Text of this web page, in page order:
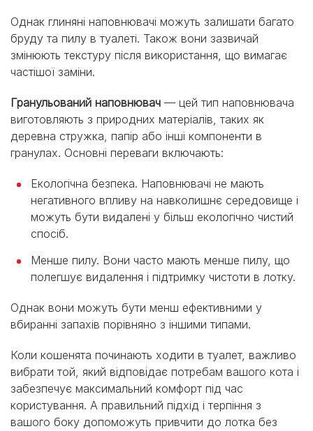
Однак глиняні наповнювачі можуть залишати багато
бруду та пилу в туалеті. Також вони зазвичай
змінюють текстуру після використання, що вимагає
частішої заміни.
Гранульований наповнювач — цей тип наповнювача
виготовляють з природних матеріалів, таких як
деревна стружка, папір або інші компоненти в
гранулах. Основні переваги включають:
Екологічна безпека. Наповнювачі не мають
негативного впливу на навколишнє середовище і
можуть бути видалені у більш екологічно чистий
спосіб.
Менше пилу. Вони часто мають менше пилу, що
полегшує видалення і підтримку чистоти в лотку.
Однак вони можуть бути менш ефективними у
вбиранні запахів порівняно з іншими типами.
Коли кошенята починають ходити в туалет, важливо
вибрати той, який відповідає потребам вашого кота і
забезпечує максимальний комфорт під час
користування. А правильний підхід і терпіння з
вашого боку допоможуть привчити до лотка без